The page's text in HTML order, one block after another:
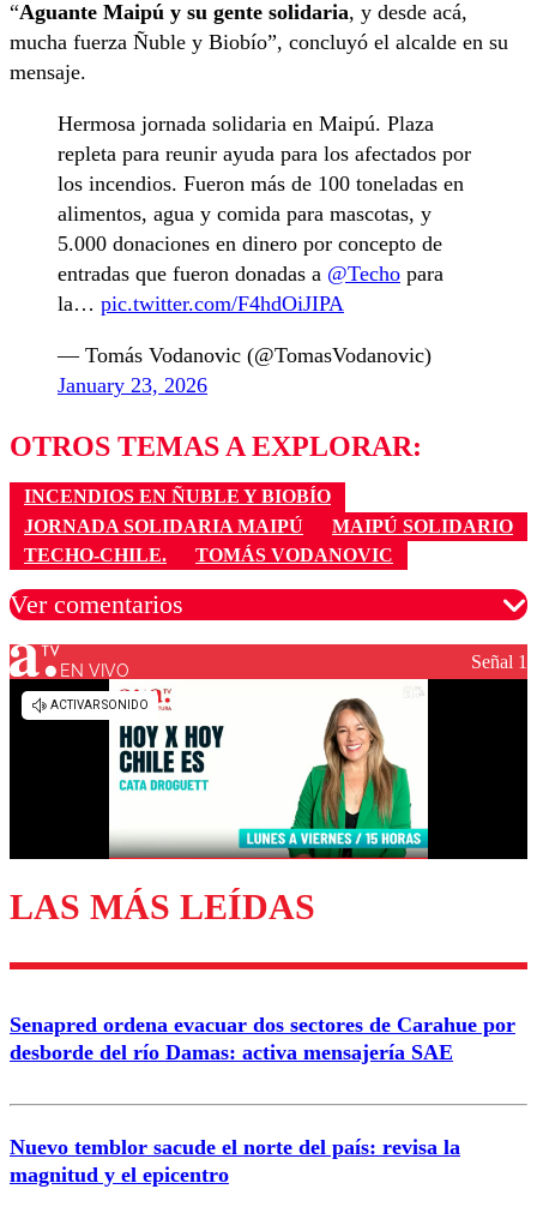
“Aguante Maipú y su gente solidaria, y desde acá,
mucha fuerza Ñuble y Biobío”, concluyó el alcalde en su
mensaje.
Hermosa jornada solidaria en Maipú. Plaza
repleta para reunir ayuda para los afectados por
los incendios. Fueron más de 100 toneladas en
alimentos, agua y comida para mascotas, y
5.000 donaciones en dinero por concepto de
entradas que fueron donadas a @Techo para
la… pic.twitter.com/F4hdOiJIPA
— Tomás Vodanovic (@TomasVodanovic)
January 23, 2026
OTROS TEMAS A EXPLORAR:
INCENDIOS EN ÑUBLE Y BIOBÍO
JORNADA SOLIDARIA MAIPÚ
MAIPÚ SOLIDARIO
TECHO-CHILE.
TOMÁS VODANOVIC
Ver comentarios
Los comentarios son moderados para garantizar un
diálogo respetuoso.
Enviar comentario
EN VIVO Señal 1
LAS MÁS LEÍDAS
Senapred ordena evacuar dos sectores de Carahue por
desborde del río Damas: activa mensajería SAE
Nuevo temblor sacude el norte del país: revisa la
magnitud y el epicentro